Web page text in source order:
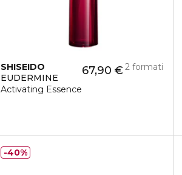
SHISEIDO
EUDERMINE
Activating Essence
67,90 €2 formati
40%